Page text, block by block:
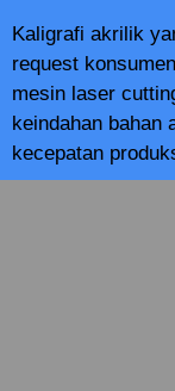
Kaligrafi akrilik
request
mesin laser
keindahan bahan
kecepatan